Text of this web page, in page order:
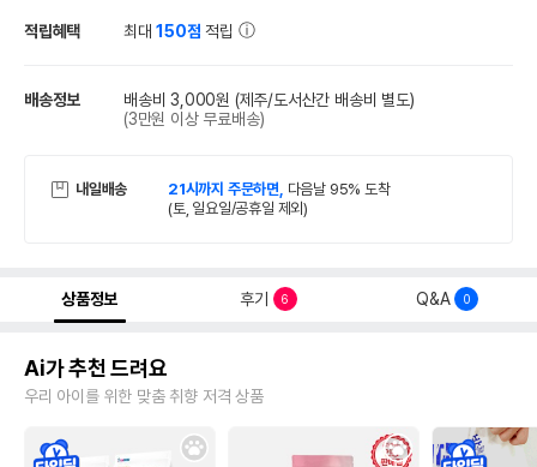
적립혜택 최대150점 적립
배송정보 배송비 3,000원 (제주/도서산간 배송비 별도)
(3만원 이상 무료배송)
내일배송 21시까지 주문하면, 다음날 95% 도착
(토, 일요일/공휴일 제외)
상품정보 후기 6 Q&A 0
Ai가 추천 드려요
우리 아이를 위한 맞춤 취향 저격 상품